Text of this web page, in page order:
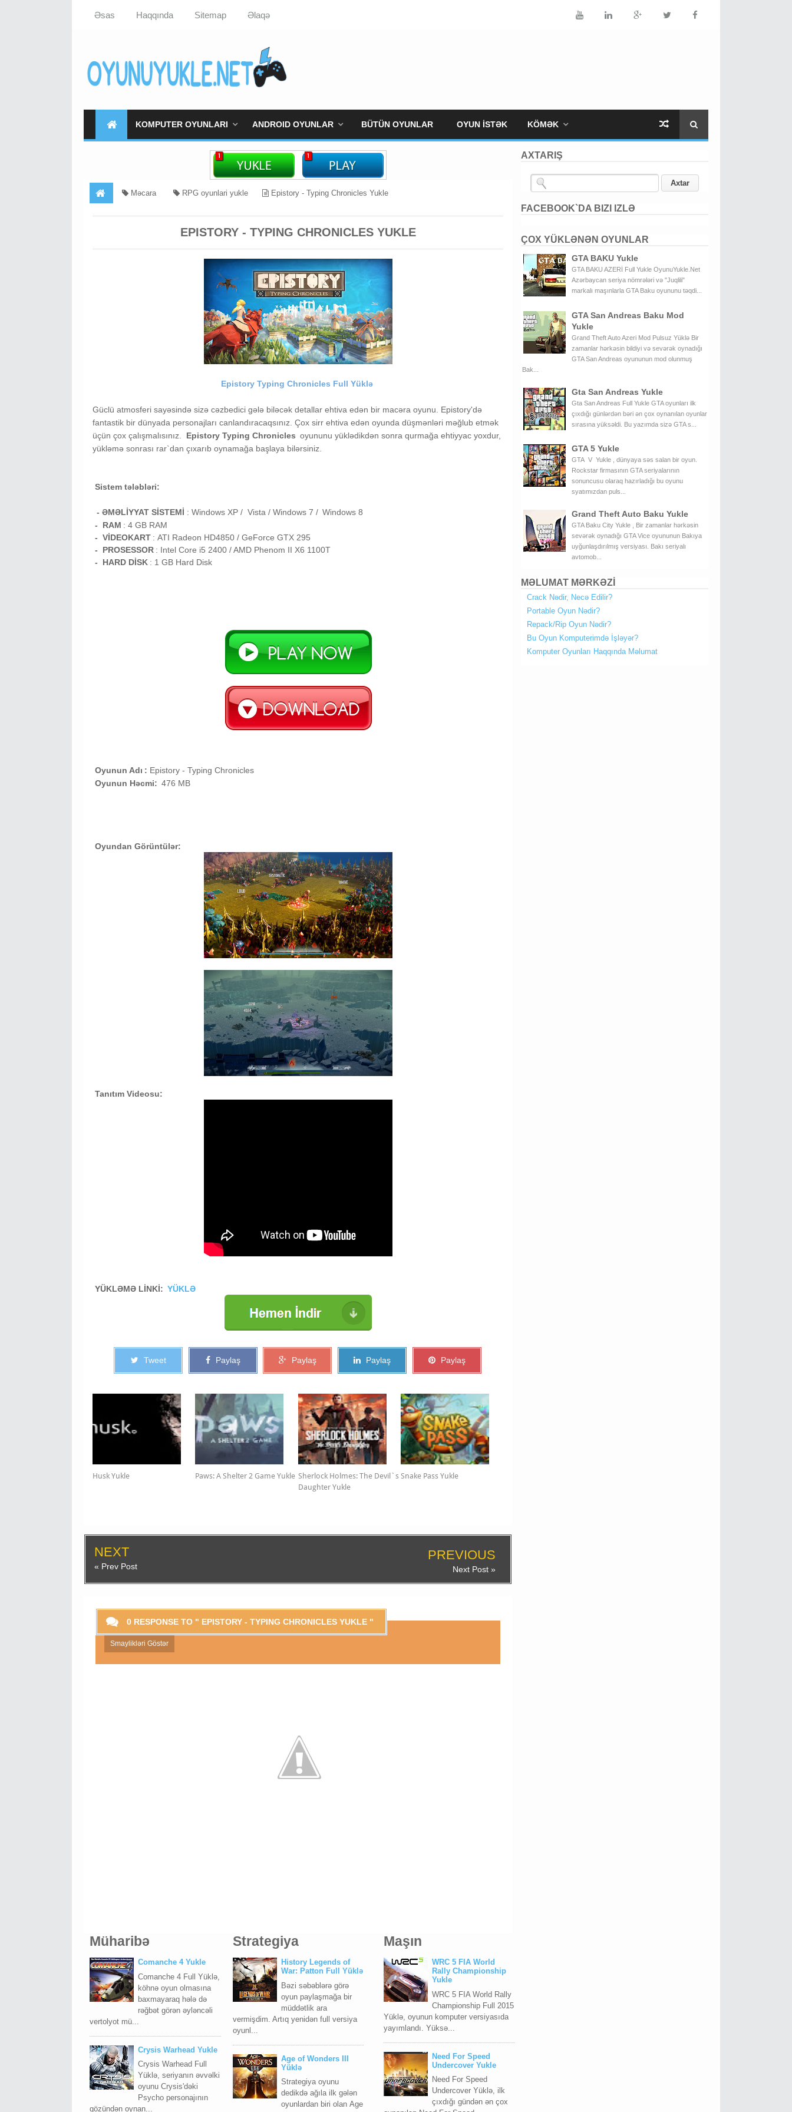
Əsas Haqqında Sitemap Əlaqə
KOMPUTER OYUNLARI ANDROID OYUNLAR BÜTÜN OYUNLAR OYUN İSTƏK KÖMƏK
Məcara RPG oyunlari yukle Epistory - Typing Chronicles Yukle
EPISTORY - TYPING CHRONICLES YUKLE
Epistory Typing Chronicles Full Yüklə
Güclü atmosferi sayəsində sizə cəzbedici gələ biləcək detallar ehtiva edən bir macəra oyunu. Epistory'də
fantastik bir dünyada personajları canlandıracaqsınız. Çox sirr ehtiva edən oyunda düşmənləri məğlub etmək
üçün çox çalışmalısınız.
Epistory Typing Chronicles oyununu yüklədikdən sonra qurmağa ehtiyyac yoxdur,
yükləmə sonrası rar`dan çıxarıb oynamağa başlaya bilərsiniz.
Sistem tələbləri:
- ƏMƏLİYYAT SİSTEMİ : Windows XP / Vista / Windows 7 / Windows 8
- RAM : 4 GB RAM
- VİDEOKART : ATI Radeon HD4850 / GeForce GTX 295
- PROSESSOR : Intel Core i5 2400 / AMD Phenom II X6 1100T
- HARD DİSK : 1 GB Hard Disk
Oyunun Adı : Epistory - Typing Chronicles
Oyunun Həcmi: 476 MB
Oyundan Görüntülər:
Tanıtım Videosu:
YÜKLƏMƏ LİNKİ: YÜKLƏ
Tweet Paylaş Paylaş Paylaş Paylaş
Husk Yukle Paws: A Shelter 2 Game Yukle Sherlock Holmes: The Devil`s
Daughter Yukle
Snake Pass Yukle
NEXT
« Prev Post
PREVIOUS
Next Post »
0 RESPONSE TO " EPISTORY - TYPING CHRONICLES YUKLE "
Smaylikləri Göstər
Müharibə
Comanche 4 Yukle
Comanche 4 Full Yüklə,
köhnə oyun olmasına
baxmayaraq hələ də
rəğbət görən əyləncəli
vertolyot mü...
Crysis Warhead Yukle
Crysis Warhead Full
Yüklə, seriyanın əvvəlki
oyunu Crysis'dəki
Psycho personajının
gözündən oynan...
Maşın
WRC 5 FIA World
Rally Championship
Yukle
WRC 5 FIA World Rally
Championship Full 2015
Yüklə, oyunun komputer versiyasıda
yayımlandı. Yüksə...
Need For Speed
Undercover Yukle
Need For Speed
Undercover Yüklə, ilk
çıxdığı gündən ən çox
Strategiya
History Legends of
War: Patton Full Yüklə
Bəzi səbəblərə görə
oyun paylaşmağa bir
müddətlik ara
vermişdim. Artıq yenidən full versiya
oyunl...
Age of Wonders III
Yüklə
Strategiya oyunu
dedikdə ağıla ilk gələn
oyunlardan biri olan Age
AXTARIŞ
FACEBOOK`DA BIZI IZLƏ
ÇOX YÜKLƏNƏN OYUNLAR
GTA BAKU Yukle
GTA BAKU AZERİ Full Yukle OyunuYukle.Net
Azərbaycan seriya nömrələri və "Juqlili"
markalı maşınlarla GTA Baku oyununu təqdi...
GTA San Andreas Baku Mod
Yukle
Grand Theft Auto Azeri Mod Pulsuz Yüklə Bir
zamanlar hərkəsin bildiyi və sevərək oynadığı
GTA San Andreas oyununun mod olunmuş
Bak...
Gta San Andreas Yukle
Gta San Andreas Full Yukle GTA oyunları ilk
çıxdığı günlərdən bəri ən çox oynanılan oyunlar
sırasına yüksəldi. Bu yazımda sizə GTA s...
GTA 5 Yukle
GTA V Yukle , dünyaya səs salan bir oyun.
Rockstar firmasının GTA seriyalarının
sonuncusu olaraq hazırladığı bu oyunu
syatımızdan puls...
Grand Theft Auto Baku Yukle
GTA Baku City Yukle , Bir zamanlar hərkəsin
sevərək oynadığı GTA Vice oyununun Bakıya
uyğunlaşdırılmış versiyası. Bakı seriyalı
avtomob...
MƏLUMAT MƏRKƏZİ
Crack Nədir, Necə Edilir?
Portable Oyun Nədir?
Repack/Rip Oyun Nədir?
Bu Oyun Komputerimdə İşləyər?
Komputer Oyunları Haqqında Məlumat